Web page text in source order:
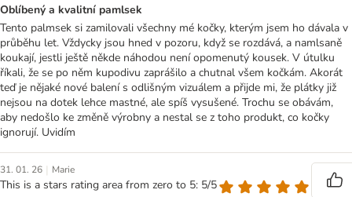
Oblíbený a kvalitní pamlsek
Tento palmsek si zamilovali všechny mé kočky, kterým jsem ho dávala v
průběhu let. Vždycky jsou hned v pozoru, když se rozdává, a namlsaně
koukají, jestli ještě někde náhodou není opomenutý kousek. V útulku
říkali, že se po něm kupodivu zaprášilo a chutnal všem kočkám. Akorát
teď je nějaké nové balení s odlišným vizuálem a přijde mi, že plátky již
nejsou na dotek lehce mastné, ale spíš vysušené. Trochu se obávám,
aby nedošlo ke změně výrobny a nestal se z toho produkt, co kočky
ignorují. Uvidím
31. 01. 26 | Marie
This is a stars rating area from zero to 5: 5/5